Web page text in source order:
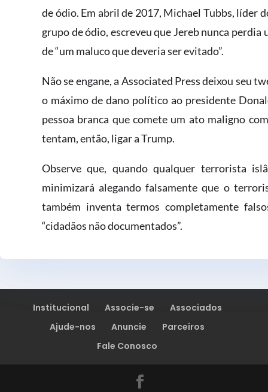
de ódio. Em abril de 2017, Michael Tubbs, líder
grupo de ódio, escreveu que Jereb nunca
de “um ​maluco que deveria ser evitado”.
Não se engane, a Associated Press deixou seu
o máximo ​de ​dano político ao presidente
pessoa branca que comete um ato maligno
tentam,​ entã​o, ligar a Trump.
Observe que, quando qualquer terrorista
minimizará alegando falsamente que o
também ​inventa termos completamente
“cidadãos n​ão ​documentados”.
Institucional Associe-se
Associados
Ajude-nos
Anuncie
Parceiros
Fale Conosco